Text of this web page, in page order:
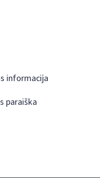
informacija
paraiška